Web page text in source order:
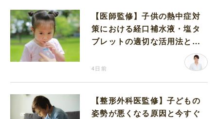
【医師監修】子供の熱中症対
策における経口補水液・塩タ
ブレットの適切な活用法と水
4日前
【整形外科医監修】子どもの
姿勢が悪くなる原因と今すぐ